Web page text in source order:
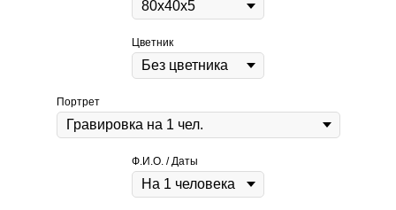
Цветник
Портрет
Ф.И.О. / Даты